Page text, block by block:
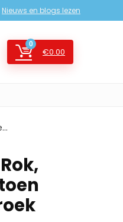
Nieuws en blogs lezen
0
€0.00